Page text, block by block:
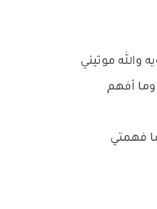
والله موتيني
وما أفهم
فهمتي